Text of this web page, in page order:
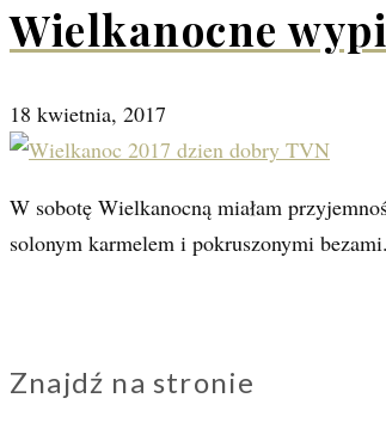
Wielkanocne
18 kwietnia, 2017
W sobotę Wielkanocną miałam
solonym karmelem i pokruszonymi
Znajdź na stronie